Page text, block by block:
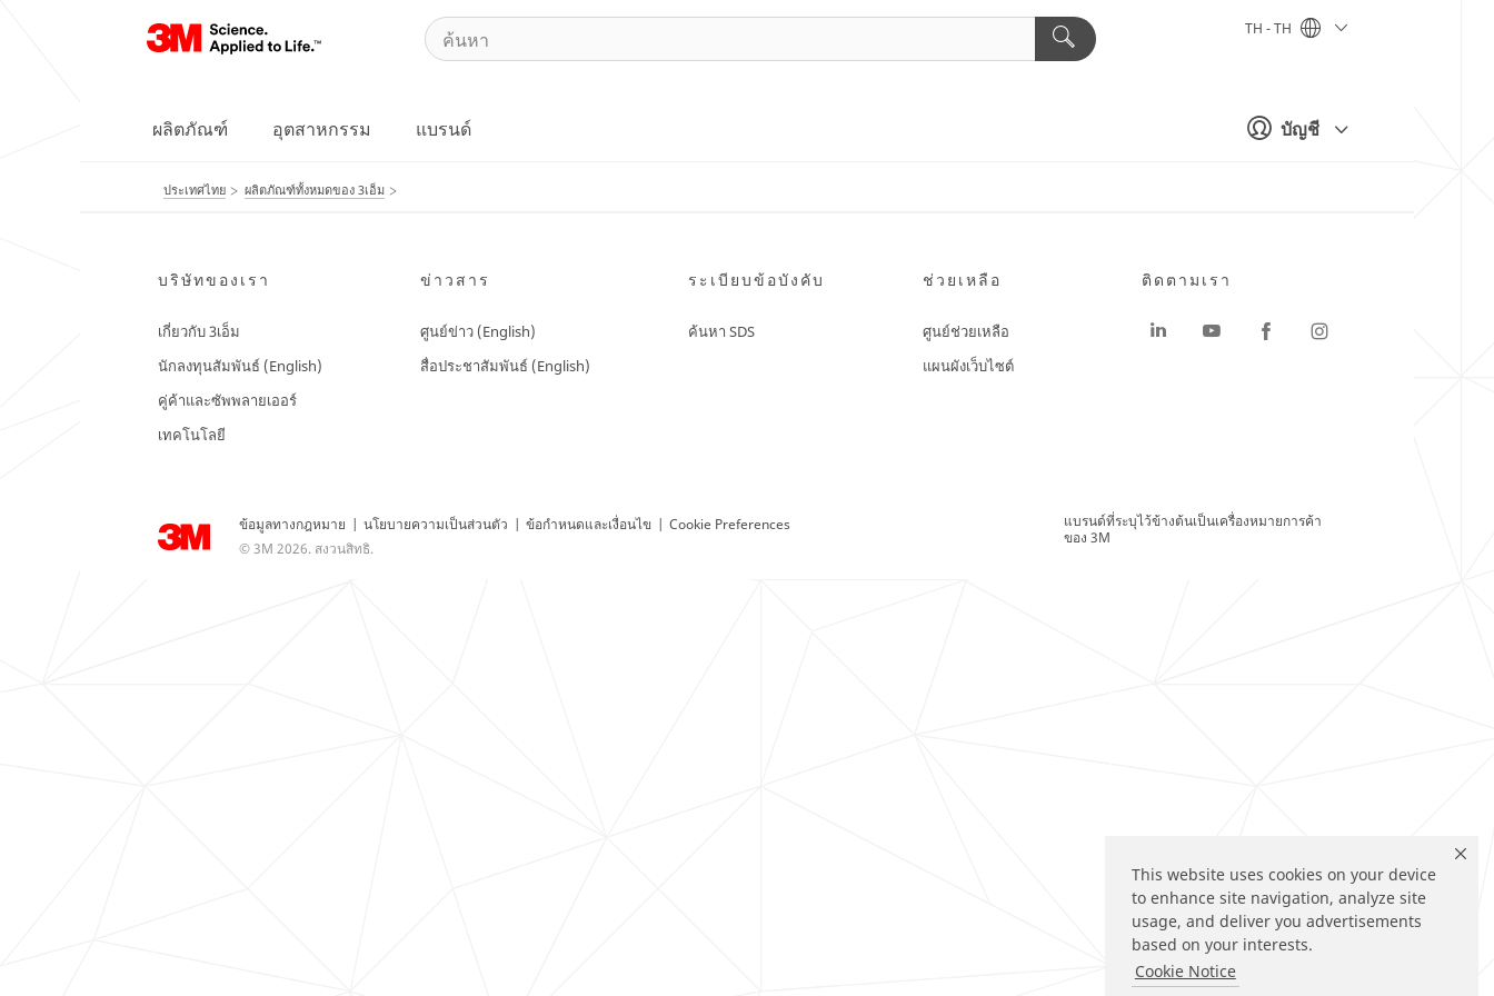
This website uses cookies on your device
to enhance site navigation, analyze site
usage, and deliver you advertisements
based on your interests.
Cookie Notice
บัญชี
TH - TH
ผลิตภัณฑ์ อุตสาหกรรม แบรนด์
ประเทศไทย ผลิตภัณฑ์ทั้งหมดของ 3เอ็ม
บริษัทของเรา
เกี่ยวกับ 3เอ็ม
นักลงทุนสัมพันธ์ (English)
คู่ค้าและซัพพลายเออร์
เทคโนโลยี
ข่าวสาร
ศูนย์ข่าว (English)
สื่อประชาสัมพันธ์ (English)
ระเบียบข้อบังคับ
ค้นหา SDS
ช่วยเหลือ
ศูนย์ช่วยเหลือ
แผนผังเว็บไซต์
ข้อมูลทางกฎหมาย | นโยบายความเป็นส่วนตัว | ข้อกำหนดและเงื่อนไข | Cookie Preferences
© 3M 2026. สงวนสิทธิ.
ติดตามเรา
แบรนด์ที่ระบุไว้ข้างต้นเป็นเครื่องหมายการค้า
ของ 3M